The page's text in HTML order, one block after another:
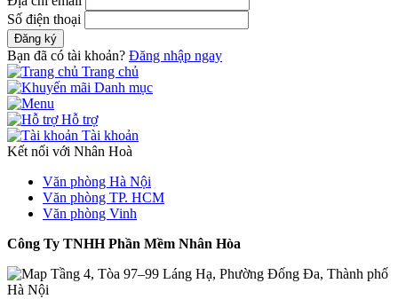
Số điện thoại
Đăng ký
Bạn đã có tài khoản? Đăng nhập ngay
Trang chủ
Danh mục
Hỗ trợ
Tài khoản
Kết nối với Nhân Hoà
Văn phòng Hà Nội
Văn phòng TP. HCM
Văn phòng Vinh
Công Ty TNHH Phần Mềm Nhân Hòa
Tầng 4, Tòa 97–99 Láng Hạ, Phường Đống Đa, Thành phố
Hà Nội